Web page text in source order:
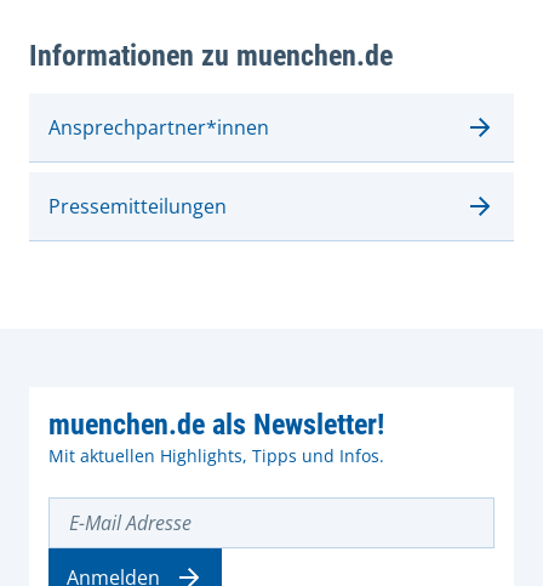
Informationen zu muenchen.de
Ansprechpartner*innen
Pressemitteilungen
muenchen.de als Newsletter!
Mit aktuellen Highlights, Tipps und Infos.
Anmelden